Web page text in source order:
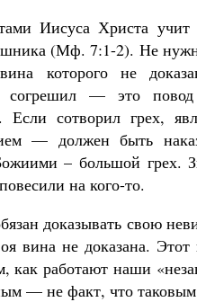
Иисуса Христа учит
(Мф. 7:1-2). Не
которого не
согрешил — это
сотворил грех,
— должен быть
– большой грех.
на кого-то.
доказывать свою
вина не доказана.
как работают наши
— не факт, что таковым